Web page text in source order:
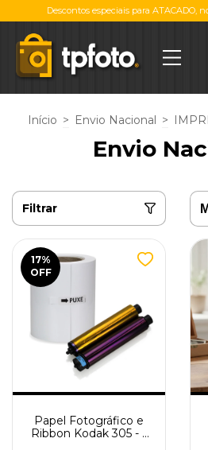
Descontos especiais para ATACADO,
Início > Envio Nacional >
Envio
Filtrar
17%
OFF
Papel Fotográfico e
Ribbon Kodak 305 - 1